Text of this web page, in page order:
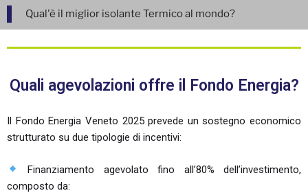
Qual'è il miglior isolante Termico al mondo?
Quali agevolazioni offre il Fondo Energia?
Il Fondo Energia Veneto 2025 prevede un sostegno economico
strutturato su due tipologie di incentivi:
Finanziamento agevolato fino all’80% dell’investimento,
composto da: